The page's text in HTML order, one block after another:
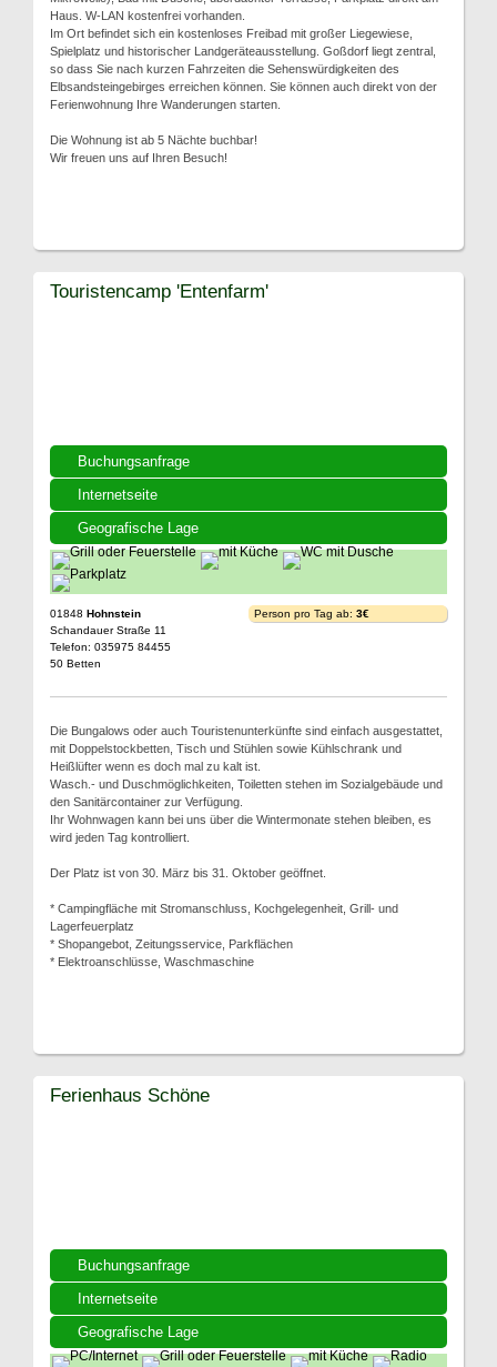
Haus. W-LAN kostenfrei vorhanden.
Im Ort befindet sich ein kostenloses Freibad mit großer Liegewiese,
Spielplatz und historischer Landgeräteausstellung. Goßdorf liegt zentral,
so dass Sie nach kurzen Fahrzeiten die Sehenswürdigkeiten des
Elbsandsteingebirges erreichen können. Sie können auch direkt von der
Ferienwohnung Ihre Wanderungen starten.
Die Wohnung ist ab 5 Nächte buchbar!
Wir freuen uns auf Ihren Besuch!
Buchungsanfrage
Internetseite
Geografische Lage
Touristencamp 'Entenfarm'
01848 Hohnstein
Schandauer Straße 11
Telefon: 035975 84455
50 Betten
Person pro Tag ab: 3€
Die Bungalows oder auch Touristenunterkünfte sind einfach ausgestattet,
mit Doppelstockbetten, Tisch und Stühlen sowie Kühlschrank und
Heißlüfter wenn es doch mal zu kalt ist.
Wasch.- und Duschmöglichkeiten, Toiletten stehen im Sozialgebäude und
den Sanitärcontainer zur Verfügung.
Ihr Wohnwagen kann bei uns über die Wintermonate stehen bleiben, es
wird jeden Tag kontrolliert.
Der Platz ist von 30. März bis 31. Oktober geöffnet.
* Campingfläche mit Stromanschluss, Kochgelegenheit, Grill- und
Lagerfeuerplatz
* Shopangebot, Zeitungsservice, Parkflächen
* Elektroanschlüsse, Waschmaschine
Buchungsanfrage
Internetseite
Geografische Lage
Ferienhaus Schöne